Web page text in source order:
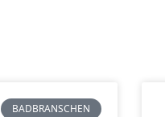
BADBRANSCHEN